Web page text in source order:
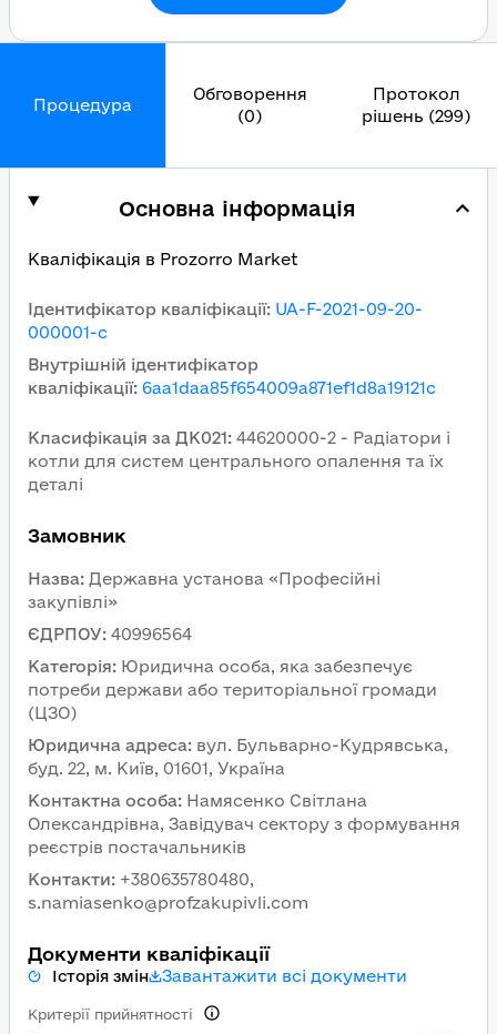
Процедура
Обговорення
(0)
Протокол
рішень (299)
Основна інформація
Кваліфікація в Prozorro Market
Ідентифікатор кваліфікації: UA-F-2021-09-20-
000001-c
Внутрішній ідентифікатор
кваліфікації: 6aa1daa85f654009a871ef1d8a19121c
Класифікація за ДК021: 44620000-2 - Радіатори і
котли для систем центрального опалення та їх
деталі
Замовник
Назва: Державна установа «Професійні
закупівлі»
ЄДРПОУ: 40996564
Категорія: Юридична особа, яка забезпечує
потреби держави або територіальної громади
(ЦЗО)
Юридична адреса: вул. Бульварно-Кудрявська,
буд. 22, м. Київ, 01601, Україна
Контактна особа: Намясенко Світлана
Олександрівна, Завідувач сектору з формування
реєстрів постачальників
Контакти: +380635780480,
s.namiasenko@profzakupivli.com
Документи кваліфікації
Історія змін Завантажити всі документи
Критерії прийнятності